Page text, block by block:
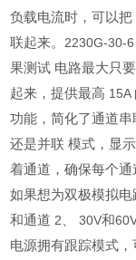
负载电流时，可以
联起来。 2230G-30-
果测试 电路最大只
起来，提供最高 15A
功能，简化了通道
还是并联 模式，显
着通道，确保每个通
如果想为双极模拟
和通道 2 30V和
电源拥有跟踪模式